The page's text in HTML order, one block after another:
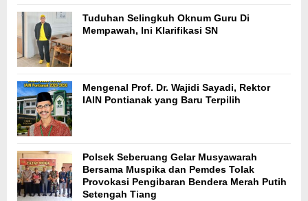
Tuduhan Selingkuh Oknum Guru Di
Mempawah, Ini Klarifikasi SN
Mengenal Prof. Dr. Wajidi Sayadi, Rektor
IAIN Pontianak yang Baru Terpilih
Polsek Seberuang Gelar Musyawarah
Bersama Muspika dan Pemdes Tolak
Provokasi Pengibaran Bendera Merah Putih
Setengah Tiang